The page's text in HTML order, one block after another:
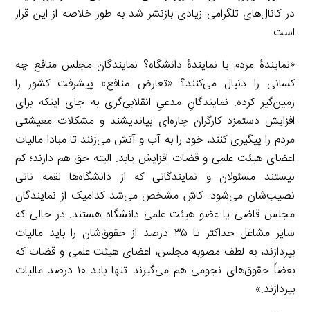
در کانال‌های تلگرامی زیادی بازنشر شد به طور خلاصه از این قرار
است:
«نمایندۀ مردم یا نمایندۀ دانشگاه؟ نمایندگان مجلس منافع چه
کسانی را دنبال می‌کنند؟ «تعارض منافع» پیشرفت کشور را
زمین‌گیر کرده. نمایندگانِ مدعیِ انقلابی‌گری به جای اینکه برای
افزایش دستمزد کارگران چاره‌ای بیاندیشند و مشکلات معیشتی
مردم را پیگیری کنند، خود را به آب و آتش می‌زنند تا مبادا مالیات
اعضای هیئت علمی و قضات افزایش یابد. البته حق هم دارند؛‌ کم
نیستند مسئولان و نمایندگانی که از دانشگاه‌ها لقمه نانی
نصیب‌شان می‌شود. کاش مشخص می‌شد کدامیک از نمایندگان
مجلس قاضی یا عضو هیئت علمی دانشگاه هستند. در حالی که
سایر مشاغل حداکثر تا ۳۵ درصد از حقوق‌شان را باید مالیات
بپردازند، به لطف مصوبه مجلس، اعضای هیئت علمی و قضات که
بعضاً حقوق‌های نجومی هم می‌گیرند تنها باید ۱۰ درصد مالیات
بپردازند.»